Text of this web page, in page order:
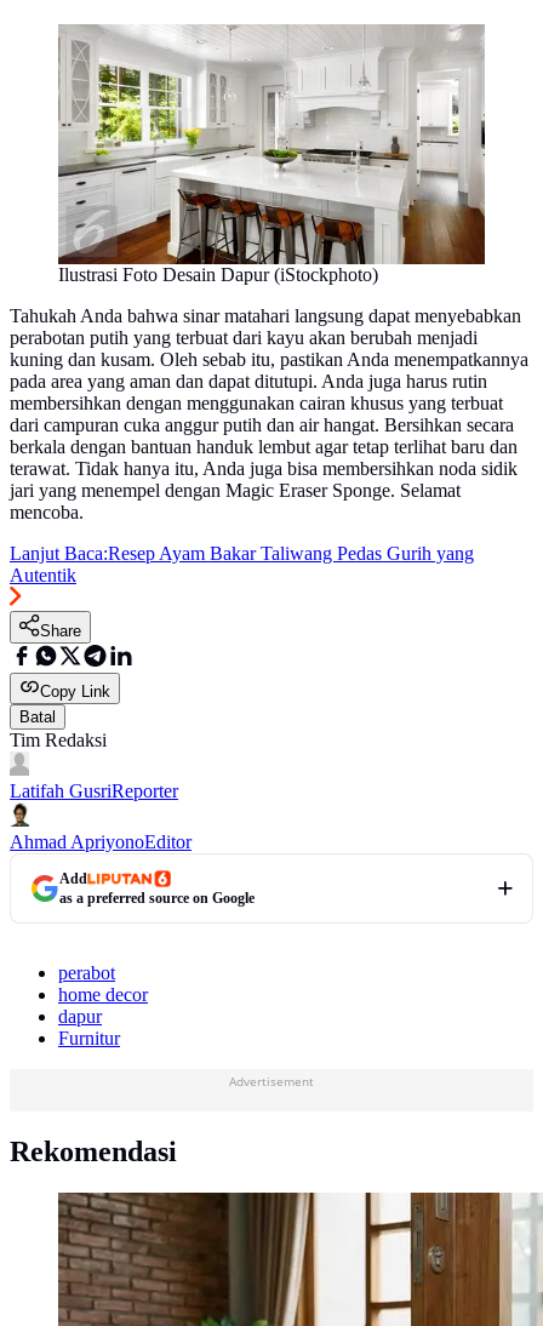
Ilustrasi Foto Desain Dapur (iStockphoto)
Tahukah Anda bahwa sinar matahari langsung dapat menyebabkan
perabotan putih yang terbuat dari kayu akan berubah menjadi
kuning dan kusam. Oleh sebab itu, pastikan Anda menempatkannya
pada area yang aman dan dapat ditutupi. Anda juga harus rutin
membersihkan dengan menggunakan cairan khusus yang terbuat
dari campuran cuka anggur putih dan air hangat. Bersihkan secara
berkala dengan bantuan handuk lembut agar tetap terlihat baru dan
terawat. Tidak hanya itu, Anda juga bisa membersihkan noda sidik
jari yang menempel dengan Magic Eraser Sponge. Selamat
mencoba.
Lanjut Baca:Resep Ayam Bakar Taliwang Pedas Gurih yang
Autentik
Share
Copy Link
Batal
Tim Redaksi
Latifah GusriReporter
Ahmad ApriyonoEditor
Add
as a preferred source on Google
perabot
home decor
dapur
Furnitur
Advertisement
Rekomendasi